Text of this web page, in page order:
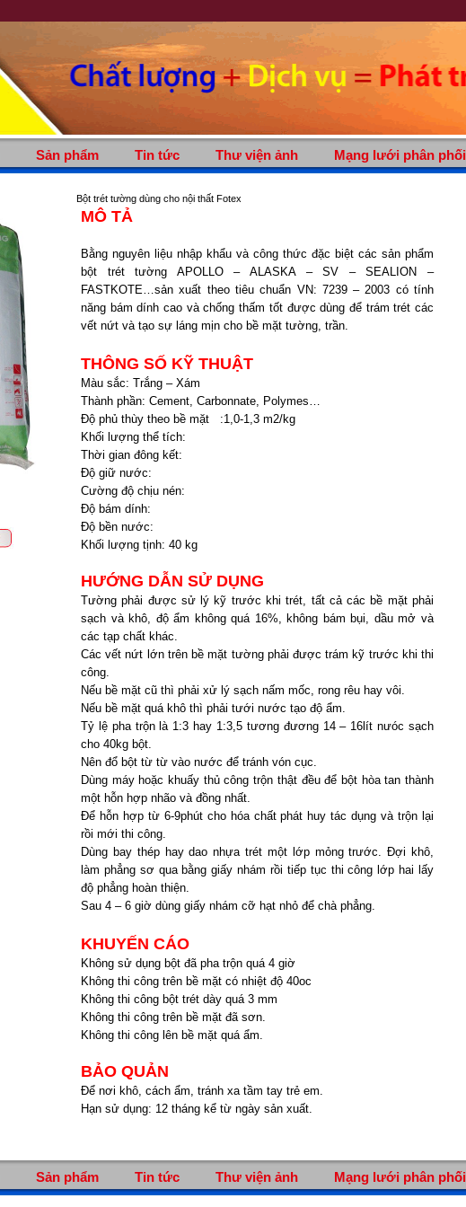
Sản phẩm Tin tức Thư viện ảnh Mạng lưới phân phối
Bột trét tường dùng cho nội thất Fotex
MÔ TẢ
Bằng nguyên liệu nhập khẩu và công thức đặc biệt các sản phẩm
bột trét tường APOLLO – ALASKA – SV – SEALION –
FASTKOTE…sản xuất theo tiêu chuẩn VN: 7239 – 2003 có tính
năng bám dính cao và chống thấm tốt được dùng để trám trét các
vết nứt và tạo sự láng mịn cho bề mặt tường, trần.
THÔNG SỐ KỸ THUẬT
Màu sắc: Trắng – Xám
Thành phần: Cement, Carbonnate, Polymes…
Độ phủ thùy theo bề mặt :1,0-1,3 m2/kg
Khối lượng thể tích:
Thời gian đông kết:
Độ giữ nước:
Cường độ chịu nén:
Độ bám dính:
Độ bền nước:
Khối lượng tịnh: 40 kg
HƯỚNG DẪN SỬ DỤNG
Tường phải được sử lý kỹ trước khi trét, tất cả các bề mặt phải
sạch và khô, độ ẩm không quá 16%, không bám bụi, dầu mở và
các tạp chất khác.
Các vết nứt lớn trên bề mặt tường phải được trám kỹ trước khi thi
công.
Nếu bề mặt cũ thì phải xử lý sạch nấm mốc, rong rêu hay vôi.
Nếu bề mặt quá khô thì phải tưới nước tạo độ ẩm.
Tỷ lệ pha trộn là 1:3 hay 1:3,5 tương đương 14 – 16lít nưóc sạch
cho 40kg bột.
Nên đổ bột từ từ vào nước để tránh vón cục.
Dùng máy hoặc khuấy thủ công trộn thật đều để bột hòa tan thành
một hỗn hợp nhão và đồng nhất.
Để hỗn hợp từ 6-9phút cho hóa chất phát huy tác dụng và trộn lại
rồi mới thi công.
Dùng bay thép hay dao nhựa trét một lớp mỏng trước. Đợi khô,
làm phẳng sơ qua bằng giấy nhám rồi tiếp tục thi công lớp hai lấy
độ phẳng hoàn thiện.
Sau 4 – 6 giờ dùng giấy nhám cỡ hạt nhỏ để chà phẳng.
KHUYẾN CÁO
Không sử dụng bột đã pha trộn quá 4 giờ
Không thi công trên bề mặt có nhiệt độ 40oc
Không thi công bột trét dày quá 3 mm
Không thi công trên bề mặt đã sơn.
Không thi công lên bề mặt quá ẩm.
BẢO QUẢN
Để nơi khô, cách ẩm, tránh xa tầm tay trẻ em.
Hạn sử dụng: 12 tháng kể từ ngày sản xuất.
Sản phẩm Tin tức Thư viện ảnh Mạng lưới phân phối